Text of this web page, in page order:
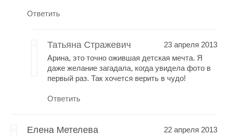
Ответить
Татьяна Стражевич
23 апреля 2013
Арина, это точно ожившая детская мечта. Я
даже желание загадала, когда увидела фото в
первый раз. Так хочется верить в чудо!
Ответить
Елена Метелева
22 апреля 2013